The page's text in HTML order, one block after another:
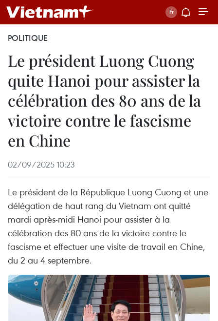
POLITIQUE
Le président Luong Cuong
quite Hanoi pour assister la
célébration des 80 ans de la
victoire contre le fascisme
en Chine
02/09/2025 10:23
Le président de la République Luong Cuong et une
délégation de haut rang du Vietnam ont quitté
mardi après-midi Hanoi pour assister à la
célébration des 80 ans de la victoire contre le
fascisme et effectuer une visite de travail en Chine,
du 2 au 4 septembre.